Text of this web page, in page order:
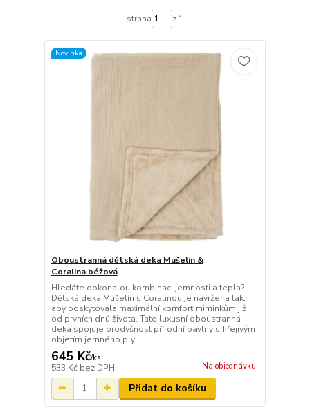
strana z 1
Novinka
Oboustranná dětská deka Mušelín &
Coralina béžová
Hledáte dokonalou kombinaci jemnosti a tepla?
Dětská deka Mušelín s Coralinou je navržena tak,
aby poskytovala maximální komfort miminkům již
od prvních dnů života. Tato luxusní oboustranná
deka spojuje prodyšnost přírodní bavlny s hřejivým
objetím jemného ply...
645 Kč/ks
533 Kč bez DPH Na objednávku
Přidat do košíku